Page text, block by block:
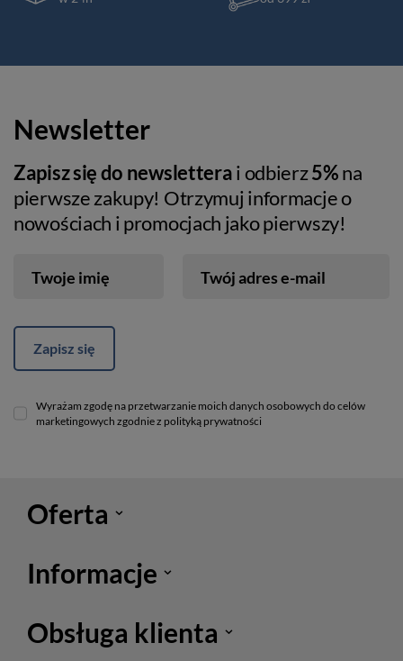
Newsletter
Zapisz się do newsletterai odbierz5%na
pierwsze zakupy! Otrzymuj informacje o
nowościach i promocjach jako pierwszy!
Twoje imię Twój adres e-mail
Zapisz się
Wyrażam zgodę na przetwarzanie moich danych osobowych do celów
marketingowych zgodnie z polityką prywatności
Oferta
Informacje
Obsługa klienta